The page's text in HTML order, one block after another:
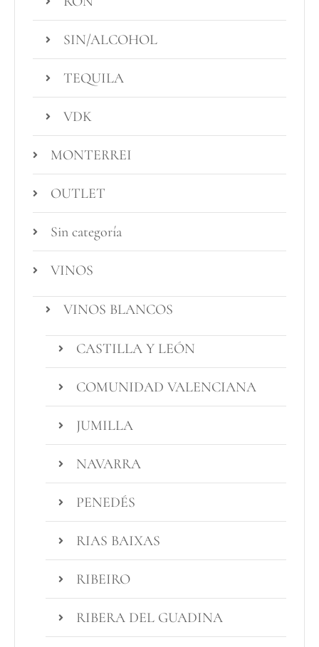
SIN/ALCOHOL
TEQUILA
VDK
MONTERREI
OUTLET
Sin categoría
VINOS
VINOS BLANCOS
CASTILLA Y LEÓN
COMUNIDAD VALENCIANA
JUMILLA
NAVARRA
PENEDÉS
RIAS BAIXAS
RIBEIRO
RIBERA DEL GUADINA